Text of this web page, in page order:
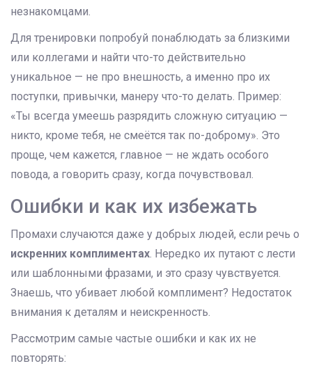
незнакомцами.
Для тренировки попробуй понаблюдать за близкими
или коллегами и найти что-то действительно
уникальное — не про внешность, а именно про их
поступки, привычки, манеру что-то делать. Пример:
«Ты всегда умеешь разрядить сложную ситуацию —
никто, кроме тебя, не смеётся так по-доброму». Это
проще, чем кажется, главное — не ждать особого
повода, а говорить сразу, когда почувствовал.
Ошибки и как их избежать
Промахи случаются даже у добрых людей, если речь о
искренних комплиментах. Нередко их путают с лести
или шаблонными фразами, и это сразу чувствуется.
Знаешь, что убивает любой комплимент? Недостаток
внимания к деталям и неискренность.
Рассмотрим самые частые ошибки и как их не
повторять: